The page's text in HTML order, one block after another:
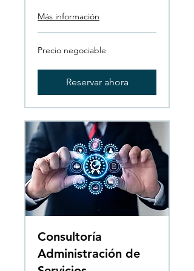
Más información
Precio
negociable
Precio negociable
Reservar ahora
Consultoría
Administración de